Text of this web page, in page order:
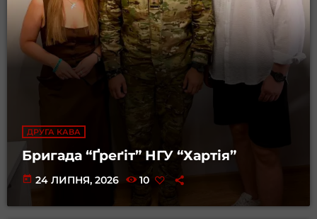
ДРУГА КАВА
Бригада “Ґреґіт” НГУ “Хартія”
today 24 ЛИПНЯ, 2026 10